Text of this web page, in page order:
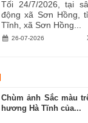
Tối 24/7/2026, tại
động xã Sơn Hồng,
Tĩnh, xã Sơn Hồng...
26-07-2026
Chùm ảnh Sắc màu
hương Hà Tĩnh của...